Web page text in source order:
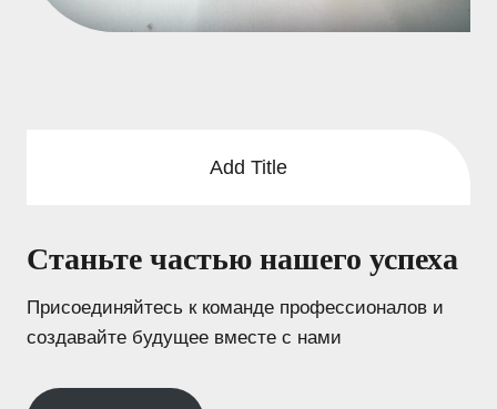
Add Title
Станьте частью нашего успеха
Присоединяйтесь к команде профессионалов и
создавайте будущее вместе с нами